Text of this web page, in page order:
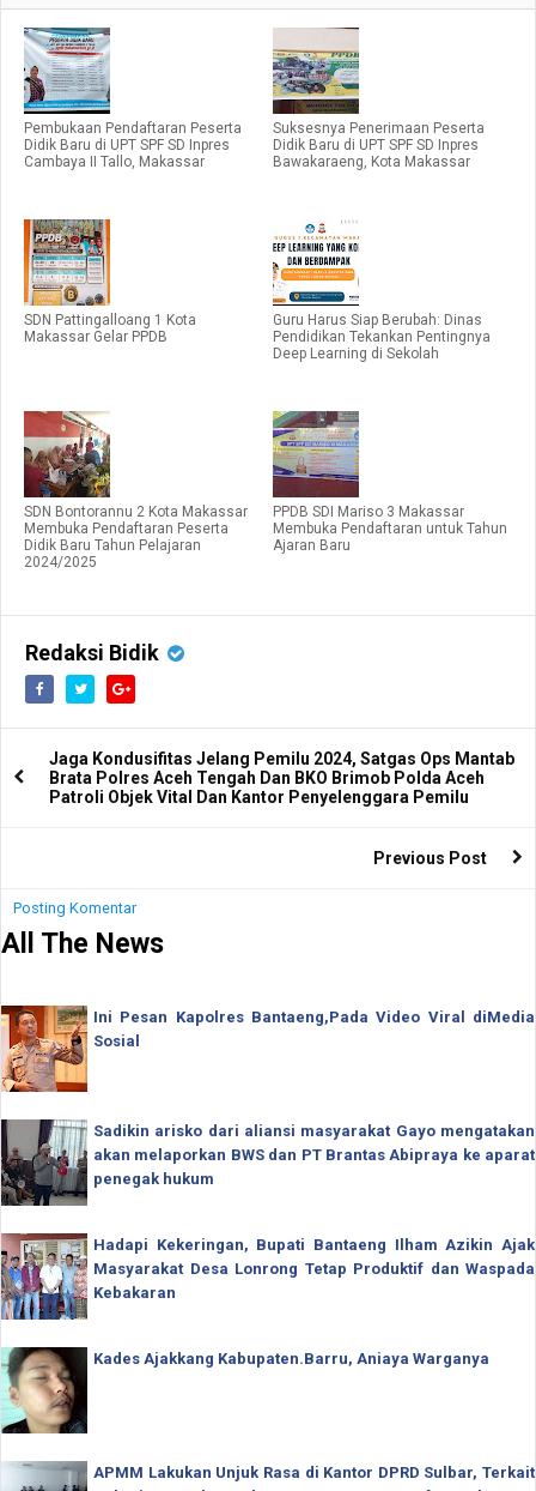
Pembukaan Pendaftaran Peserta
Didik Baru di UPT SPF SD Inpres
Cambaya II Tallo, Makassar
Suksesnya Penerimaan Peserta
Didik Baru di UPT SPF SD Inpres
Bawakaraeng, Kota Makassar
SDN Pattingalloang 1 Kota
Makassar Gelar PPDB
Guru Harus Siap Berubah: Dinas
Pendidikan Tekankan Pentingnya
Deep Learning di Sekolah
SDN Bontorannu 2 Kota Makassar
Membuka Pendaftaran Peserta
Didik Baru Tahun Pelajaran
2024/2025
PPDB SDI Mariso 3 Makassar
Membuka Pendaftaran untuk Tahun
Ajaran Baru
Redaksi Bidik
Jaga Kondusifitas Jelang Pemilu 2024, Satgas Ops Mantab
Brata Polres Aceh Tengah Dan BKO Brimob Polda Aceh
Patroli Objek Vital Dan Kantor Penyelenggara Pemilu
Previous Post
Posting Komentar
All The News
Ini Pesan Kapolres Bantaeng,Pada Video Viral diMedia
Sosial
Sadikin arisko dari aliansi masyarakat Gayo mengatakan
akan melaporkan BWS dan PT Brantas Abipraya ke aparat
penegak hukum
Hadapi Kekeringan, Bupati Bantaeng Ilham Azikin Ajak
Masyarakat Desa Lonrong Tetap Produktif dan Waspada
Kebakaran
Kades Ajakkang Kabupaten.Barru, Aniaya Warganya
APMM Lakukan Unjuk Rasa di Kantor DPRD Sulbar, Terkait